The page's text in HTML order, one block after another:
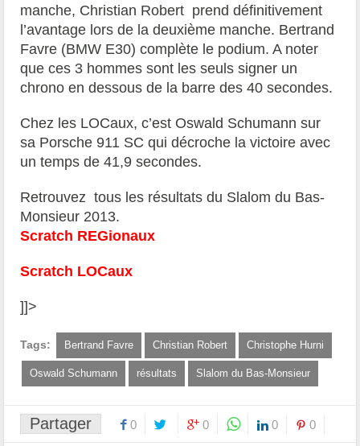
manche, Christian Robert prend définitivement
l’avantage lors de la deuxième manche. Bertrand
Favre (BMW E30) complète le podium. A noter
que ces 3 hommes sont les seuls signer un
chrono en dessous de la barre des 40 secondes.
Chez les LOCaux, c’est Oswald Schumann sur
sa Porsche 911 SC qui décroche la victoire avec
un temps de 41,9 secondes.
Retrouvez tous les résultats du Slalom du Bas-
Monsieur 2013.
Scratch REGionaux
Scratch LOCaux
]]>
Tags: Bertrand Favre Christian Robert Christophe Hurni
Oswald Schumann résultats Slalom du Bas-Monsieur
Partager 0 0 0 0